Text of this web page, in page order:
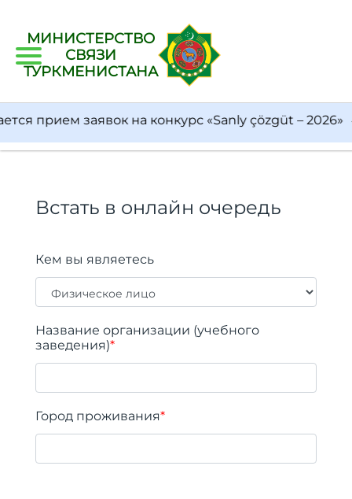
МИНИСТЕРСТВО
СВЯЗИ
ТУРКМЕНИСТАНА
прием заявок на конкурс «Sanly çözgüt – 2026»
Встать в онлайн очередь
Кем вы являетесь
Название организации (учебного
заведения)*
Город проживания*